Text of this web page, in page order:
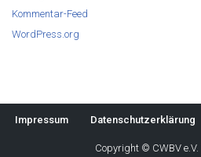
Kommentar-Feed
WordPress.org
Impressum Datenschutzerklärung
Copyright © CWBV e.V.